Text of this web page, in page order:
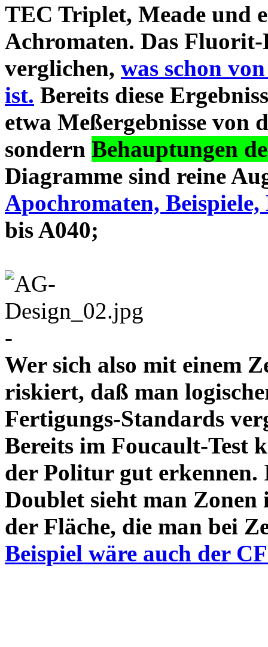
TEC Triplet, Meade und
Achromaten. Das
verglichen, was schon
ist. Bereits diese
etwa Meßergebnisse von
sondern Behauptungen
Diagramme sind reine
Apochromaten, Beispiele,
bis A040;
-
Wer sich also mit einem
riskiert, daß man
Fertigungs-Standards
Bereits im Foucault-Test
der Politur gut
Doublet sieht man Zonen
der Fläche, die man bei
Beispiel wäre auch der